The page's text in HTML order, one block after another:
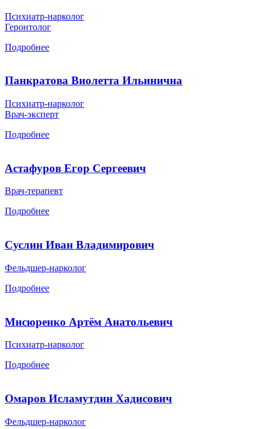
Психиатр-нарколог
Геронтолог
Подробнее
Панкратова Виолетта Ильинична
Психиатр-нарколог
Врач-эксперт
Подробнее
Астафуров Егор Сергеевич
Врач-терапевт
Подробнее
Суслин Иван Владимирович
Фельдшер-нарколог
Подробнее
Мисюренко Артём Анатольевич
Психиатр-нарколог
Подробнее
Омаров Исламутдин Хадисович
Фельдшер-нарколог